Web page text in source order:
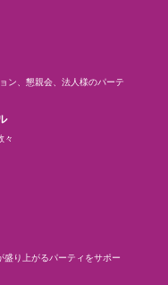
ン、懇親会、法人様のパーテ
々
り上がるパーティをサポー